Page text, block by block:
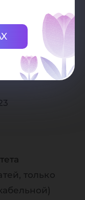
только